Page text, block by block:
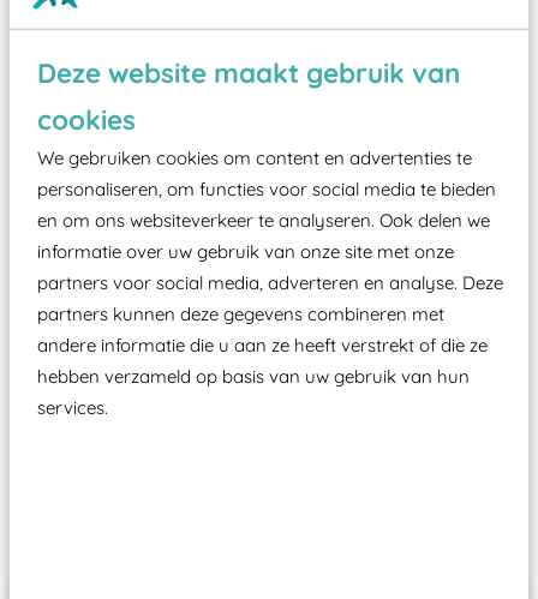
Deze website maakt gebruik van
cookies
We gebruiken cookies om content en advertenties te
personaliseren, om functies voor social media te bieden
en om ons websiteverkeer te analyseren. Ook delen we
informatie over uw gebruik van onze site met onze
partners voor social media, adverteren en analyse. Deze
partners kunnen deze gegevens combineren met
andere informatie die u aan ze heeft verstrekt of die ze
hebben verzameld op basis van uw gebruik van hun
services.
Wist je dat:
Vanaf een valhoogte van 1,5 meter een speciale
valondergrond onder speeltoestellen verplicht is
zoals kunstgras, rubber tegels of boomschors?
Elk speeltoestel in de openbare ruimte voorzien
moet zijn van een typekeuring, -plaatje en
certificering, uitgegeven door een Nederlands
aangewezen keuringsinstantie?
Wij ook speeltoestellen kunnen laten keuren zodat
ze toch binnen het Warenwetbesluit Attractie- en